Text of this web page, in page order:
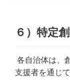
６）特定
各自治体は、
支援者を通じ